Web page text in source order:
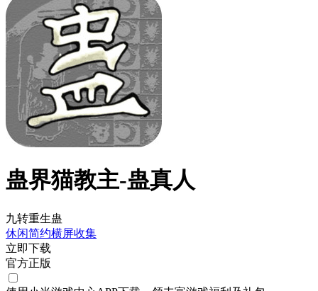
蛊界猫教主-蛊真人
九转重生蛊
休闲简约横屏收集
立即下载
官方正版